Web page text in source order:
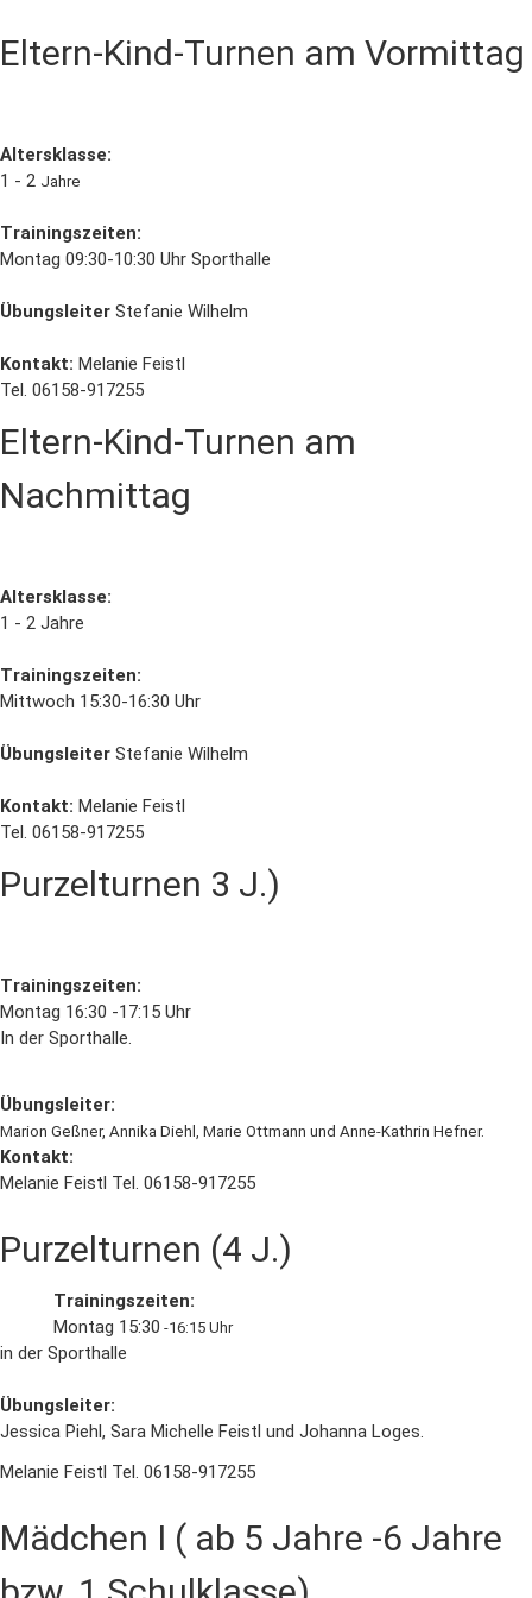
Eltern-Kind-Turnen am Vormittag
Altersklasse:
1 - 2 Jahre
Trainingszeiten:
Montag 09:30-10:30 Uhr Sporthalle
Übungsleiter Stefanie Wilhelm
Kontakt: Melanie Feistl
Tel. 06158-917255
Eltern-Kind-Turnen am
Nachmittag
Altersklasse:
1 - 2 Jahre
Trainingszeiten:
Mittwoch 15:30-16:30 Uhr
Übungsleiter Stefanie Wilhelm
Kontakt: Melanie Feistl
Tel. 06158-917255
Purzelturnen 3 J.)
Trainingszeiten:
Montag 16:30 -17:15 Uhr
In der Sporthalle.
Übungsleiter:
Marion Geßner, Annika Diehl, Marie Ottmann und Anne-Kathrin Hefner.
Kontakt:
Melanie Feistl Tel. 06158-917255
Purzelturnen (4 J.)
Trainingszeiten:
Montag 15:30 -16:15 Uhr
in der Sporthalle
Übungsleiter:
Jessica Piehl, Sara Michelle Feistl und Johanna Loges.
Melanie Feistl Tel. 06158-917255
Mädchen I ( ab 5 Jahre -6 Jahre